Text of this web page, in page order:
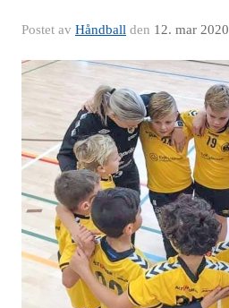
Postet av Håndball den 12. mar 2020